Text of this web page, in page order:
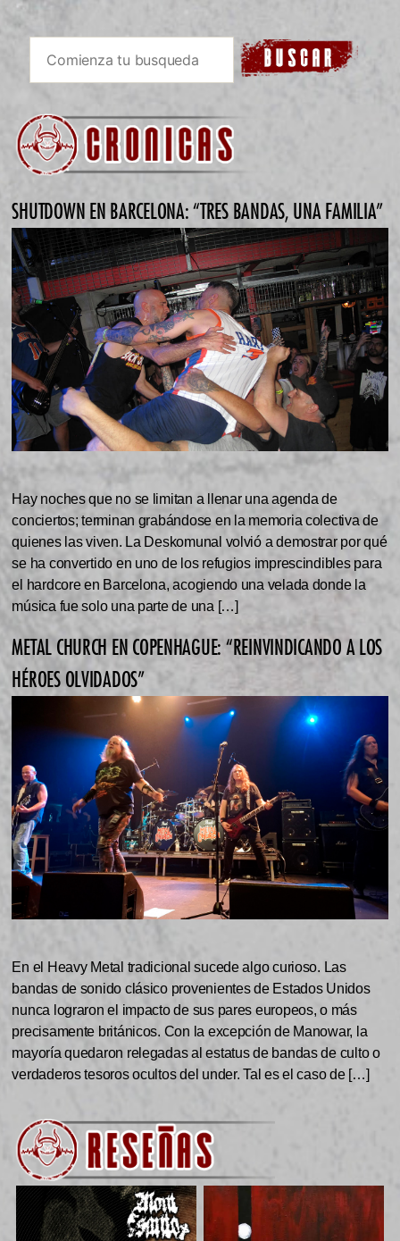
SHUTDOWN EN BARCELONA: “TRES BANDAS, UNA FAMILIA”
Hay noches que no se limitan a llenar una agenda de
conciertos; terminan grabándose en la memoria colectiva de
quienes las viven. La Deskomunal volvió a demostrar por qué
se ha convertido en uno de los refugios imprescindibles para
el hardcore en Barcelona, acogiendo una velada donde la
música fue solo una parte de una […]
METAL CHURCH EN COPENHAGUE: “REINVINDICANDO A LOS
HÉROES OLVIDADOS”
En el Heavy Metal tradicional sucede algo curioso. Las
bandas de sonido clásico provenientes de Estados Unidos
nunca lograron el impacto de sus pares europeos, o más
precisamente británicos. Con la excepción de Manowar, la
mayoría quedaron relegadas al estatus de bandas de culto o
verdaderos tesoros ocultos del under. Tal es el caso de […]